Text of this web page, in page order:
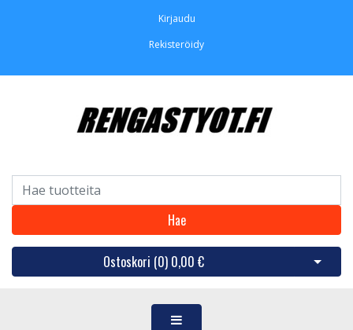
Kirjaudu
Rekisteröidy
Hae
Ostoskori (0) 0,00 € Avaa